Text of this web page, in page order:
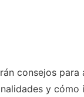
consejos para
y cómo